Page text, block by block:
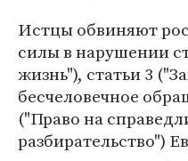
Истцы обвиняют
силы в нарушении
жизнь"), статьи 3
бесчеловечное
("Право на
разбирательство")